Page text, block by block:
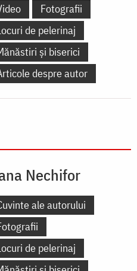
Fotografii
de pelerinaj
și biserici
despre autor
Nechifor
ale autorului
de pelerinaj